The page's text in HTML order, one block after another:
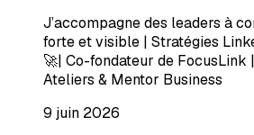
J’accompagne des leaders à
forte et visible | Stratégies
🚀| Co-fondateur de FocusLink
Ateliers & Mentor Business
9 juin 2026